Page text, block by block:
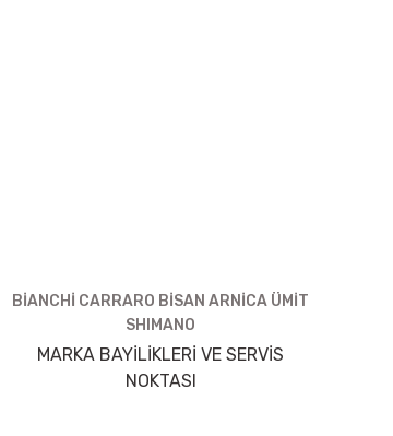
BİANCHİ CARRARO BİSAN ARNİCA ÜMİT
SHIMANO
MARKA BAYİLİKLERİ VE SERVİS
NOKTASI